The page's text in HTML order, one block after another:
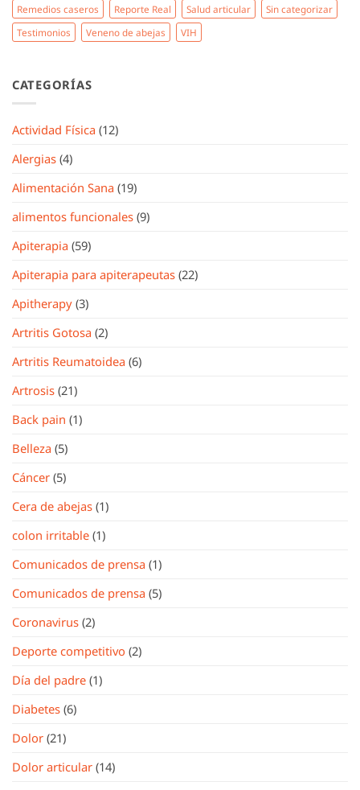
Remedios caseros Reporte Real Salud articular
Sin categorizar
Testimonios
Veneno de abejas VIH
CATEGORÍAS
Actividad Física (12)
Alergias (4)
Alimentación Sana (19)
alimentos funcionales (9)
Apiterapia (59)
Apiterapia para apiterapeutas (22)
Apitherapy (3)
Artritis Gotosa (2)
Artritis Reumatoidea (6)
Artrosis (21)
Back pain (1)
Belleza (5)
Cáncer (5)
Cera de abejas (1)
colon irritable (1)
Comunicados de prensa (1)
Comunicados de prensa (5)
Coronavirus (2)
Deporte competitivo (2)
Día del padre (1)
Diabetes (6)
Dolor (21)
Dolor articular (14)